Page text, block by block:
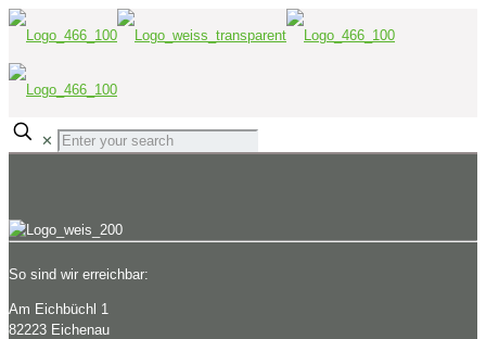
✕
So sind wir erreichbar:
Am Eichbüchl 1
82223 Eichenau